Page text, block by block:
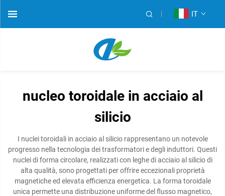
IT
nucleo toroidale in acciaio al
silicio
I nuclei toroidali in acciaio al silicio rappresentano un notevole
progresso nella tecnologia dei trasformatori e degli induttori. Questi
nuclei di forma circolare, realizzati con leghe di acciaio al silicio di
alta qualità, sono progettati per offrire eccezionali proprietà
magnetiche ed elevata efficienza energetica. La forma toroidale
unica permette una distribuzione uniforme del flusso magnetico,